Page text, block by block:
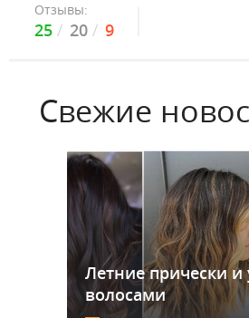
Отзывы:
25 20 9
Свежие
Летние прически и
волосами